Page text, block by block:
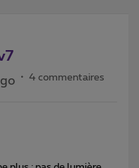
4 commentaires